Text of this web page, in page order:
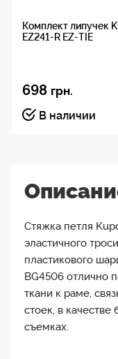
Комплект липучек
EZ241-R EZ-TIE
698 грн.
В наличии
Стяжка петля
эластичного
пластикового
BG4506 отлично
ткани к раме,
стоек, в
съемках.